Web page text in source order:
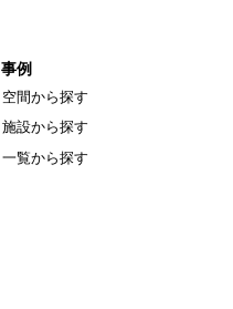
事例
空間から探す
施設から探す
一覧から探す